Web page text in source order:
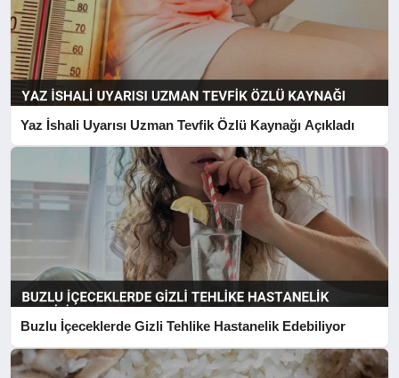
Yaz İshali Uyarısı Uzman Tevfik Özlü Kaynağı Açıkladı
Buzlu İçeceklerde Gizli Tehlike Hastanelik Edebiliyor